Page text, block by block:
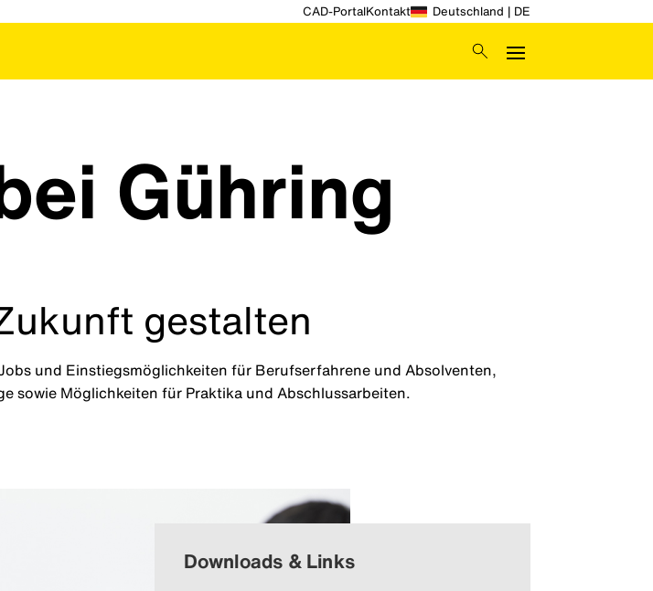
CAD-PortalKontakt Deutschland | DE
Gühring
gestalten
und Einstiegsmöglichkeiten für Berufserfahrene und Absolventen,
sowie Möglichkeiten für Praktika und Abschlussarbeiten.
Downloads & Links